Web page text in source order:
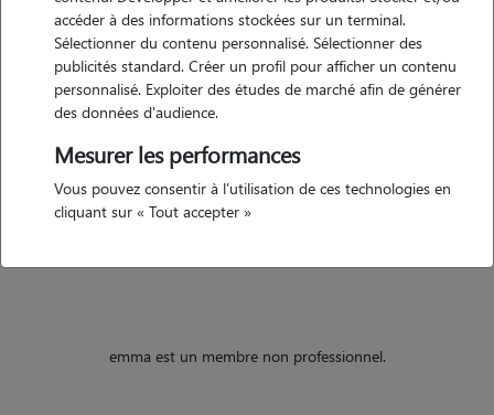
loulous. je peux me déplacer chez vous cela ne pose pas de problème.
cordialement
j'ai eu mes propres animaux, 2 chats mes parents on toujours eu des
emma est un membre non professionnel.
accéder à des informations stockées sur un terminal.
Sélectionner du contenu personnalisé. Sélectionner des
publicités standard. Créer un profil pour afficher un contenu
personnalisé. Exploiter des études de marché afin de générer
des données d'audience.
Mesurer les performances
Vous pouvez consentir à l'utilisation de ces technologies en
cliquant sur « Tout accepter »